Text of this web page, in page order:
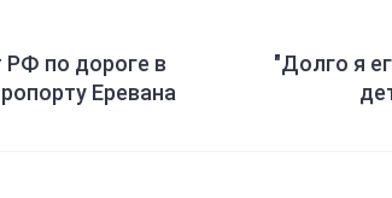
РФ по дороге в
Еревана
"Долго я